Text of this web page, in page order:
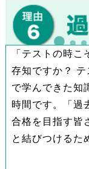
「テストの時
存知ですか？ テ
で学んできた知
時間です。「過
合格を目指す皆
と結びつけるた